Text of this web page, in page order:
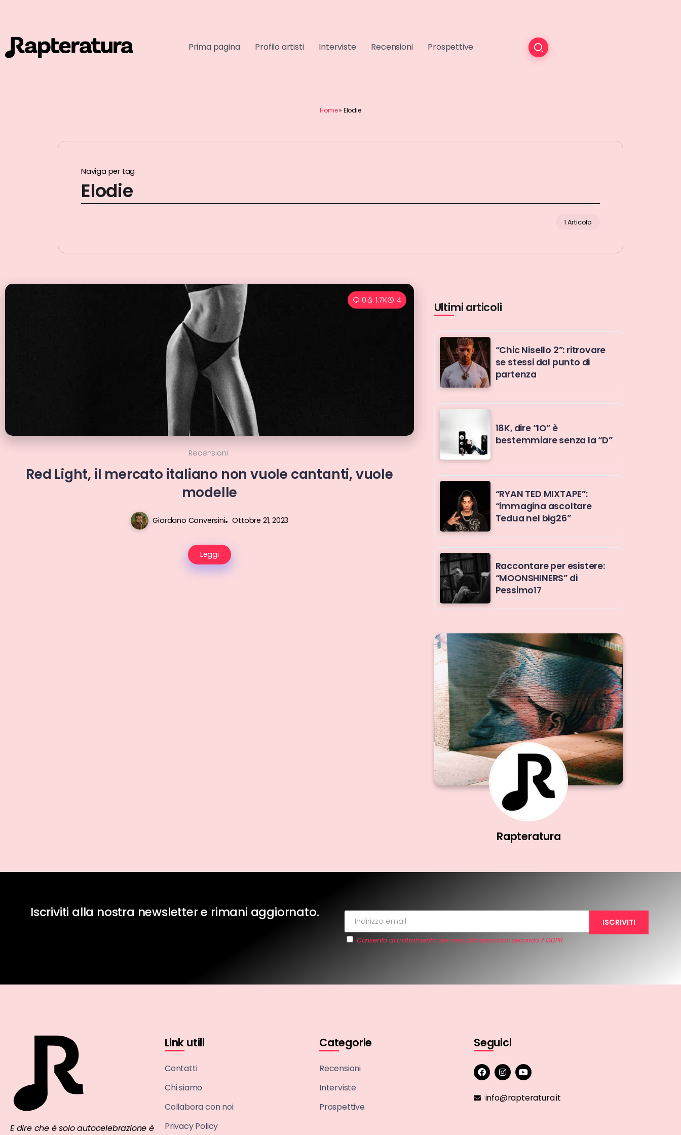
Prima pagina Profilo artisti Interviste Recensioni Prospettive
Home» Elodie
Naviga per tag
Elodie
1 Articolo
0 1.7K 4
Recensioni
Red Light, il mercato italiano non vuole cantanti, vuole
modelle
Giordano Conversini Ottobre 21, 2023
Leggi
Ultimi articoli
“Chic Nisello 2”: ritrovare
se stessi dal punto di
partenza
18K, dire “IO” è
bestemmiare senza la “D”
“RYAN TED MIXTAPE”:
“immagina ascoltare
Tedua nel big26”
Raccontare per esistere:
“MOONSHINERS” di
Pessimo17
Rapteratura
Iscriviti alla nostra newsletter e rimani aggiornato.
Consento al trattamento dei miei dati personali secondo il GDPR
E dire che è solo autocelebrazione è
Link utili
Contatti
Chi siamo
Collabora con noi
Privacy Policy
Categorie
Recensioni
Interviste
Prospettive
Seguici
info@rapteratura.it